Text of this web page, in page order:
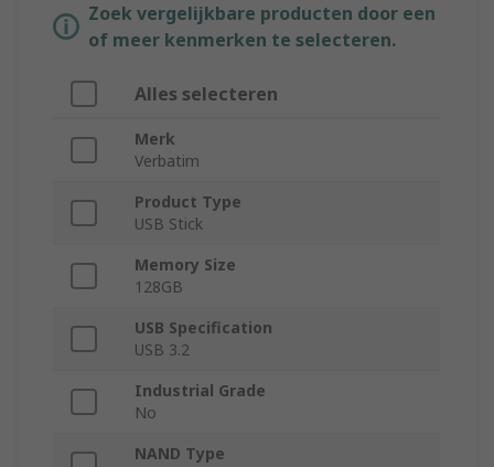
Zoek vergelijkbare producten door een
of meer kenmerken te selecteren.
Alles selecteren
Merk
Verbatim
Product Type
USB Stick
Memory Size
128GB
USB Specification
USB 3.2
Industrial Grade
No
NAND Type